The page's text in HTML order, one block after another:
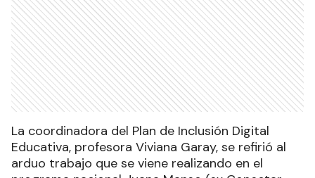
La coordinadora del Plan de Inclusión Digital
Educativa, profesora Viviana Garay, se refirió al
arduo trabajo que se viene realizando en el